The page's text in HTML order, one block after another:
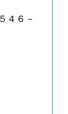
４６－